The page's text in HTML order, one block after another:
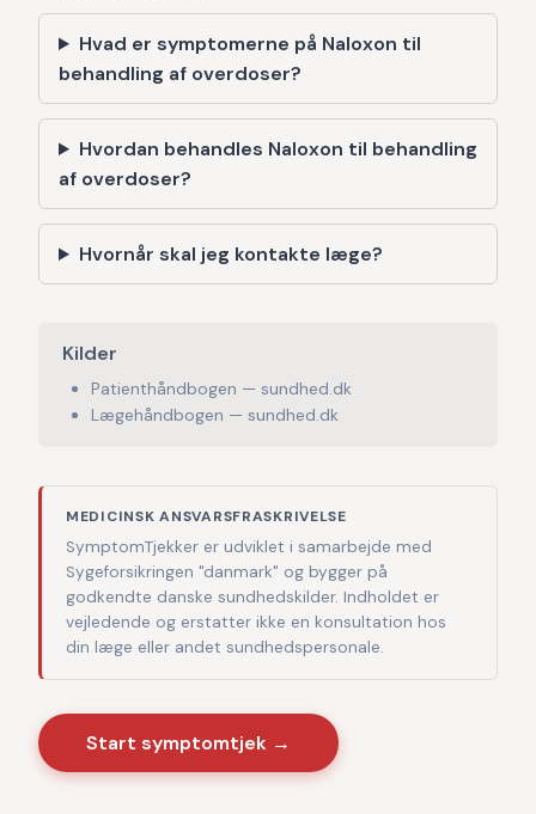
Hvad er symptomerne på Naloxon til
behandling af overdoser?
Hvordan behandles Naloxon til behandling
af overdoser?
Hvornår skal jeg kontakte læge?
Kilder
Patienthåndbogen — sundhed.dk
Lægehåndbogen — sundhed.dk
MEDICINSK ANSVARSFRASKRIVELSE
SymptomTjekker er udviklet i samarbejde med
Sygeforsikringen "danmark" og bygger på
godkendte danske sundhedskilder. Indholdet er
vejledende og erstatter ikke en konsultation hos
din læge eller andet sundhedspersonale.
Start symptomtjek →